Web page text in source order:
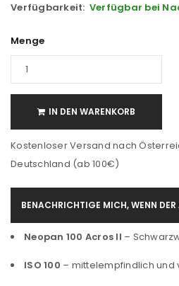
Verfügbarkeit: Verfügbar bei
Menge
IN DEN WARENKORB
Kostenloser Versand nach
Deutschland (ab 100€)
BENACHRICHTIGE MICH, WENN
Neopan 100 Acros II –
ISO 100 – mittelempfindlich und